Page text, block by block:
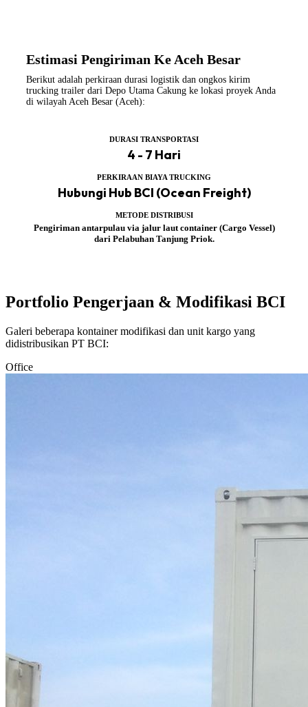
Estimasi Pengiriman Ke Aceh Besar
Berikut adalah perkiraan durasi logistik dan ongkos kirim
trucking trailer dari Depo Utama Cakung ke lokasi proyek Anda
di wilayah Aceh Besar (Aceh):
DURASI TRANSPORTASI
4 - 7 Hari
PERKIRAAN BIAYA TRUCKING
Hubungi Hub BCI (Ocean Freight)
METODE DISTRIBUSI
Pengiriman antarpulau via jalur laut container (Cargo Vessel)
dari Pelabuhan Tanjung Priok.
Portfolio Pengerjaan & Modifikasi BCI
Galeri beberapa kontainer modifikasi dan unit kargo yang
didistribusikan PT BCI:
Office